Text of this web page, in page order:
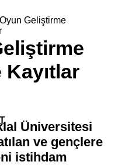
Geliştirme
Kayıtlar
Üniversitesi
ve gençlere
istihdam